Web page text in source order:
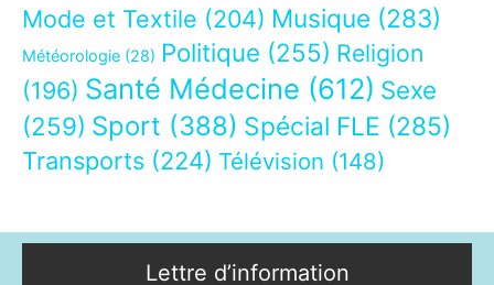
Mode et Textile (204) Musique (283)
Météorologie (28) Politique (255) Religion
(196) Santé Médecine (612) Sexe
(259) Sport (388) Spécial FLE (285)
Transports (224) Télévision (148)
Lettre d’information